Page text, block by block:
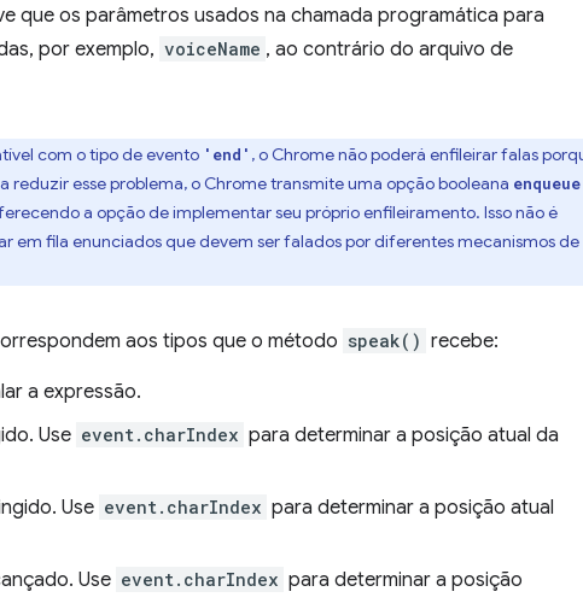
que os parâmetros usados na chamada programática para
por exemplo, voiceName , ao contrário do arquivo de
com o tipo de evento 'end' , o Chrome não poderá enfileirar falas
esse problema, o Chrome transmite uma opção booleana enqueue
a opção de implementar seu próprio enfileiramento. Isso não é
em fila enunciados que devem ser falados por diferentes mecanismos de
aos tipos que o método speak() recebe:
a expressão.
Use event.charIndex para determinar a posição atual da
Use event.charIndex para determinar a posição atual
Use event.charIndex para determinar a posição